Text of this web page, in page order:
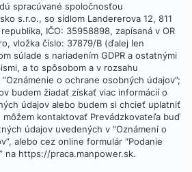
spracúvané spoločnosťou
s.r.o., so sídlom Landererova 12, 811
IČO: 35958898, zapísaná v OR
vložka číslo: 37879/B (ďalej len
súlade s nariadením GDPR a ostatnými
a to spôsobom a v rozsahu
o ochrane osobných údajov”;
budem žiadať získať viac informácií o
údajov alebo budem si chcieť uplatniť
môžem kontaktovať Prevádzkovateľa buď
údajov uvedených v “Oznámení o
alebo cez online formulár “Podanie
na https://praca.manpower.sk.